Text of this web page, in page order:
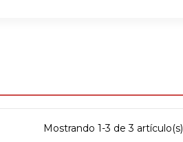
Mostrando 1-3 de 3 artículo(s)